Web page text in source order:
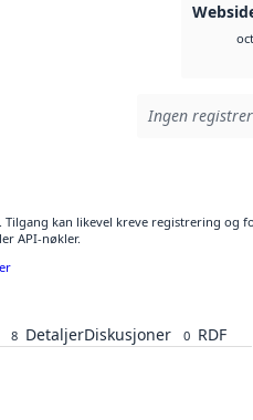
Ingen
kan likevel kreve registrering og
API-nøkler.
8 DetaljerDiskusjoner 0 RDF